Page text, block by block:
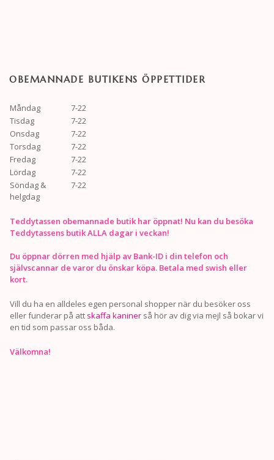
OBEMANNADE BUTIKENS ÖPPETTIDER
Måndag
7-22
Tisdag
7-22
Onsdag
7-22
Torsdag
7-22
Fredag
7-22
Lördag
7-22
Söndag &
helgdag
7-22
Teddytassen obemannade butik har öppnat! Nu kan du besöka
Teddytassens butik ALLA dagar i veckan!
Du öppnar dörren med hjälp av Bank-ID i din telefon och
självscannar de varor du önskar köpa. Betala med swish eller
kort.
Vill du ha en alldeles egen personal shopper när du besöker oss
eller funderar på att skaffa kaniner så hör av dig via mejl så bokar vi
en tid som passar oss båda.
Välkomna!